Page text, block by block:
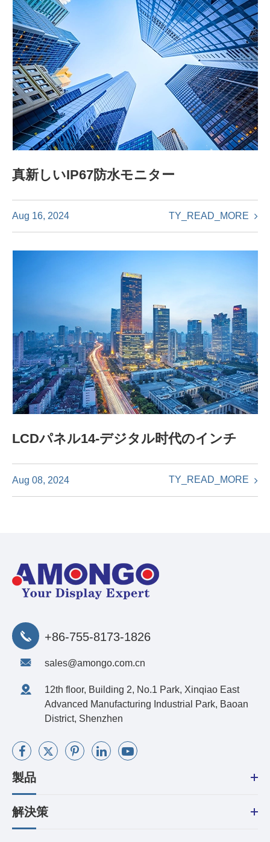
真新しいIP67防水モニター
Aug 16, 2024 TY_READ_MORE
LCDパネル14-デジタル时代のインチ
Aug 08, 2024 TY_READ_MORE
+86-755-8173-1826
sales@amongo.com.cn
12th floor, Building 2, No.1 Park, Xinqiao East
Advanced Manufacturing Industrial Park, Baoan
District, Shenzhen
製品
解決策